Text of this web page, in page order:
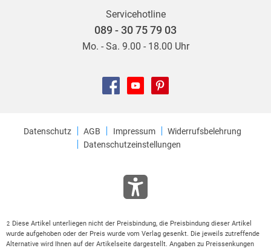
Servicehotline
089 - 30 75 79 03
Mo. - Sa. 9.00 - 18.00 Uhr
Datenschutz AGB Impressum
Widerrufsbelehrung
Datenschutzeinstellungen
2 Diese Artikel unterliegen nicht der Preisbindung, die Preisbindung dieser Artikel
wurde aufgehoben oder der Preis wurde vom Verlag gesenkt. Die jeweils zutreffende
Alternative wird Ihnen auf der Artikelseite dargestellt. Angaben zu Preissenkungen